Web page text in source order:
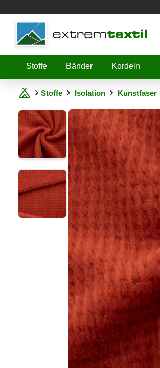
Shopware
Stoffe Bänder Kordeln
Stoffe Isolation Kunstfaser